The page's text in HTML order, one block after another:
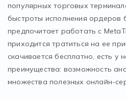
популярных торговых
быстроты исполнения ордеров
предпочитает работать с
приходится тратиться на ее
скачивается бесплатно, есть у
преимущества: возможность
множества полезных онлайн-